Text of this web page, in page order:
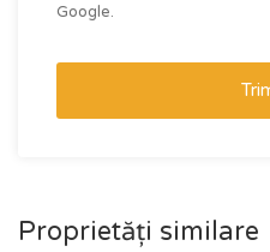
Google.
Proprietăți similare